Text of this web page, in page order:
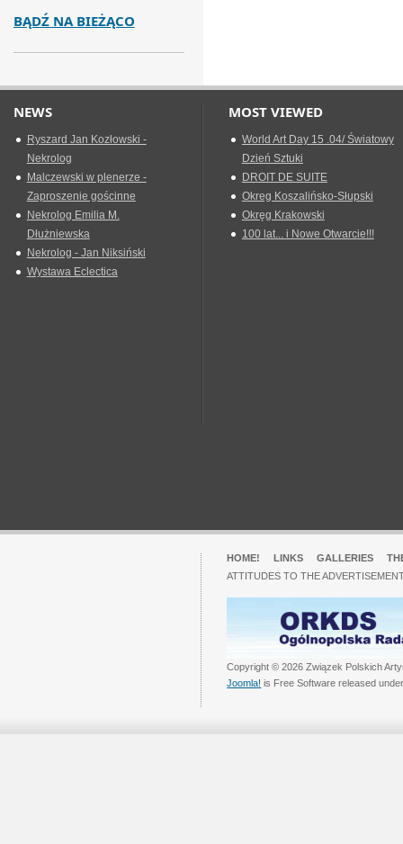
BĄDŹ NA BIEŻĄCO
NEWS
Ryszard Jan Kozłowski -
Nekrolog
Malczewski w plenerze -
Zaproszenie gościnne
Nekrolog Emilia M.
Dłużniewska
Nekrolog - Jan Niksiński
Wystawa Eclectica
MOST VIEWED
World Art Day 15 .04/ Światowy
Dzień Sztuki
DROIT DE SUITE
Okreg Koszalińsko-Słupski
Okręg Krakowski
100 lat... i Nowe Otwarcie!!!
HOME! LINKS GALLERIES
ATTITUDES TO THE
Copyright © 2026 Związek Polskich
Joomla! is Free Software released